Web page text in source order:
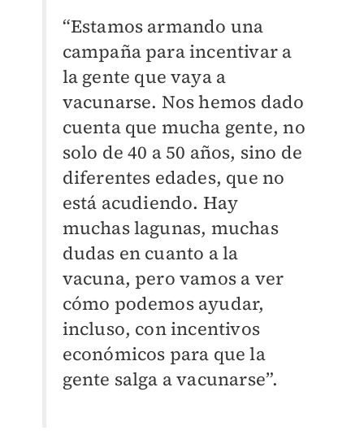
“Estamos armando una
campaña para incentivar a
la gente que vaya a
vacunarse. Nos hemos dado
cuenta que mucha gente, no
solo de 40 a 50 años, sino de
diferentes edades, que no
está acudiendo. Hay
muchas lagunas, muchas
dudas en cuanto a la
vacuna, pero vamos a ver
cómo podemos ayudar,
incluso, con incentivos
económicos para que la
gente salga a vacunarse”.